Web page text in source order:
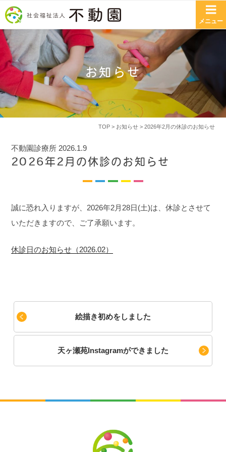
コンテンツへスキップ
お知らせ
メニュー
TOP> お知らせ> 2026年2月の休診のお知らせ
不動園診療所 2026.1.9
2026年2月の休診のお知らせ
誠に恐れ入りますが、2026年2月28日(土)は、休診とさせて
いただきますので、ご了承願います。
休診日のお知らせ（2026.02）
絵描き初めをしました
天ヶ瀬苑Instagramができました